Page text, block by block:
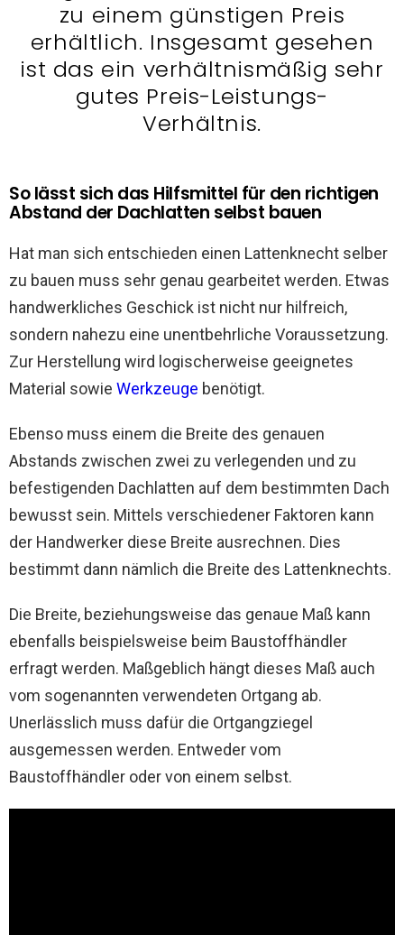
zu einem günstigen Preis
erhältlich. Insgesamt gesehen
ist das ein verhältnismäßig sehr
gutes Preis-Leistungs-
Verhältnis.
So lässt sich das Hilfsmittel für den richtigen
Abstand der Dachlatten selbst bauen
Hat man sich entschieden einen Lattenknecht selber
zu bauen muss sehr genau gearbeitet werden. Etwas
handwerkliches Geschick ist nicht nur hilfreich,
sondern nahezu eine unentbehrliche Voraussetzung.
Zur Herstellung wird logischerweise geeignetes
Material sowie Werkzeuge benötigt.
Ebenso muss einem die Breite des genauen
Abstands zwischen zwei zu verlegenden und zu
befestigenden Dachlatten auf dem bestimmten Dach
bewusst sein. Mittels verschiedener Faktoren kann
der Handwerker diese Breite ausrechnen. Dies
bestimmt dann nämlich die Breite des Lattenknechts.
Die Breite, beziehungsweise das genaue Maß kann
ebenfalls beispielsweise beim Baustoffhändler
erfragt werden. Maßgeblich hängt dieses Maß auch
vom sogenannten verwendeten Ortgang ab.
Unerlässlich muss dafür die Ortgangziegel
ausgemessen werden. Entweder vom
Baustoffhändler oder von einem selbst.